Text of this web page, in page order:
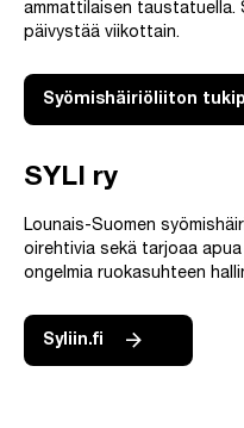
ammattilaisen taustatuella.
päivystää viikottain.
Syömishäiriöliiton
SYLI ry
Lounais-Suomen
oirehtivia sekä tarjoaa
ongelmia ruokasuhteen
Syliin.fi